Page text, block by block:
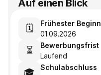
Auf einen Blick
🗓️
Frühester Beginn
01.09.2026
⏳
Bewerbungsfrist
Laufend
🎓
Schulabschluss